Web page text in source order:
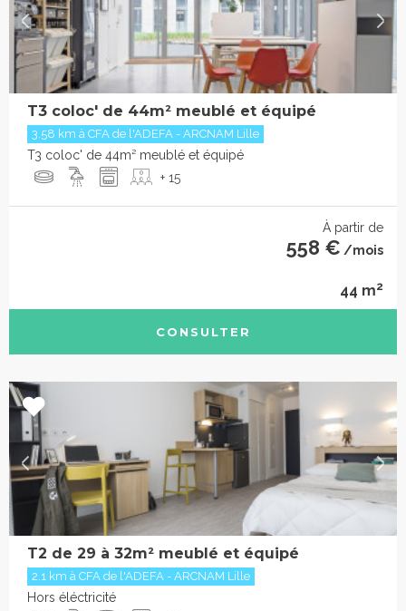
T3 coloc' de 44m² meublé et équipé
3.58 km à CFA de l'ADEFA - ARCNAM Lille
T3 coloc' de 44m² meublé et équipé
+ 15
À partir de
558 € /mois
44 m2
CONSULTER
T2 de 29 à 32m² meublé et équipé
2.1 km à CFA de l'ADEFA - ARCNAM Lille
Hors éléctricité